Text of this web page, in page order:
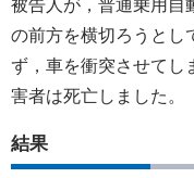
被告人が，普通乗用自
の前方を横切ろうとし
ず，車を衝突させてし
害者は死亡しました。
結果